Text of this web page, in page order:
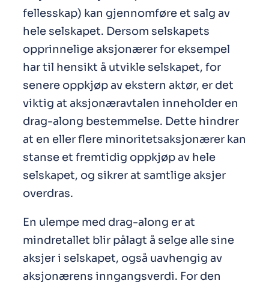
fellesskap) kan gjennomføre et salg av
hele selskapet. Dersom selskapets
opprinnelige aksjonærer for eksempel
har til hensikt å utvikle selskapet, for
senere oppkjøp av ekstern aktør, er det
viktig at aksjonæravtalen inneholder en
drag-along bestemmelse. Dette hindrer
at en eller flere minoritetsaksjonærer kan
stanse et fremtidig oppkjøp av hele
selskapet, og sikrer at samtlige aksjer
overdras.
En ulempe med drag-along er at
mindretallet blir pålagt å selge alle sine
aksjer i selskapet, også uavhengig av
aksjonærens inngangsverdi. For den